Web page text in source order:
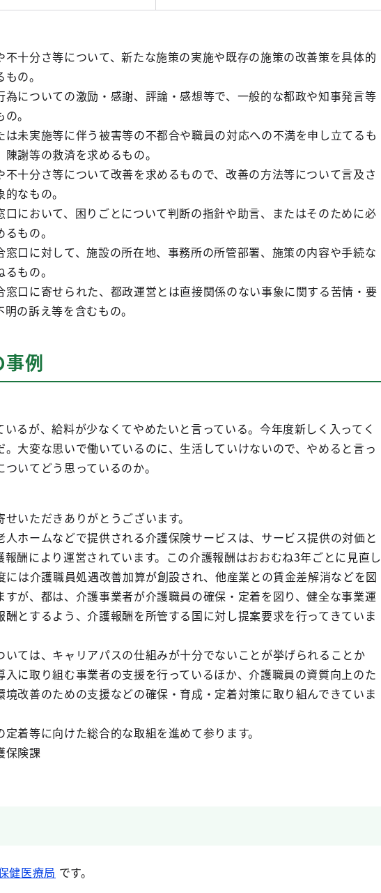
分さ等について、新たな施策の実施や既存の施策の改善策を具体的
の。
ついての激励・感謝、評論・感想等で、一般的な都政や知事発言等
。
実施等に伴う被害等の不都合や職員の対応への不満を申し立てるも
謝等の救済を求めるもの。
分さ等について改善を求めるもので、改善の方法等について言及さ
なもの。
おいて、困りごとについて判断の指針や助言、またはそのために必
もの。
に対して、施設の所在地、事務所の所管部署、施策の内容や手続な
もの。
に寄せられた、都政運営とは直接関係のない事象に関する苦情・要
の訴え等を含むもの。
例
るが、給料が少なくてやめたいと言っている。今年度新しく入ってく
大変な思いで働いているのに、生活していけないので、やめると言っ
いてどう思っているのか。
いただきありがとうございます。
ホームなどで提供される介護保険サービスは、サービス提供の対価と
酬により運営されています。この介護報酬はおおむね3年ごとに見直し
には介護職員処遇改善加算が創設され、他産業との賃金差解消などを図
が、都は、介護事業者が介護職員の確保・定着を図り、健全な事業運
とするよう、介護報酬を所管する国に対し提案要求を行ってきていま
ては、キャリアパスの仕組みが十分でないことが挙げられることか
に取り組む事業者の支援を行っているほか、介護職員の資質向上のた
改善のための支援などの確保・育成・定着対策に取り組んできていま
着等に向けた総合的な取組を進めて参ります。
保険課
健医療局 です。